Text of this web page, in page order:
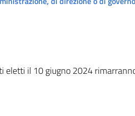
eletti il 10 giugno 2024